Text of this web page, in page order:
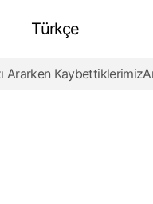
Türkçe
Nasıl Ayakta Kalıyor?
Ararken Kaybettiklerimiz